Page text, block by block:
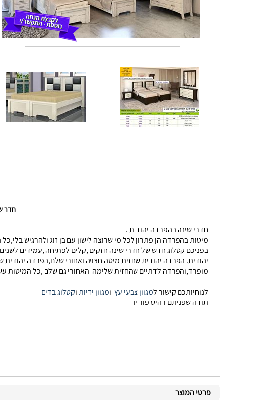
חדר
חדרי שינה בהפרדה יהודית .
מיטות בהפרדה הן פתרון לכל מי שרוצה לישון עם בן זוג ולהרגיש
בפניכם קטלוג חדש של חדרי שינה חזקים ,קלים לפתיחה ,עמידים
מופרד,והפרדה לדתיים שהחזית שלימה והאחורי גם שלם ,כל המיטות
לנוחיותכם קישור למגוון צבעי עץ ומגוון ידיותוקטלוג בדים
תודה שפניתם רהיט פור יו
פרטי המוצר